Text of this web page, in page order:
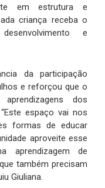
em estrutura e
criança receba o
e
da participação
e reforçou que o
dos
espaço vai nos
formas de educar
aproveite esse
aprendizagem de
também precisam
Giuliana.